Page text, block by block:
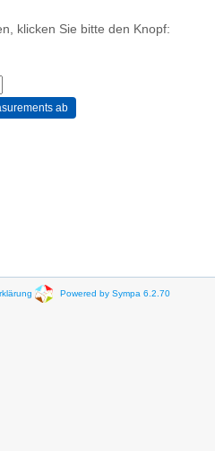
klicken Sie bitte den Knopf:
Powered by Sympa 6.2.70